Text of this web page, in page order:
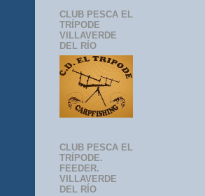
CLUB PESCA EL
TRÍPODE
VILLAVERDE
DEL RÍO
CLUB PESCA EL
TRÍPODE.
FEEDER.
VILLAVERDE
DEL RÍO